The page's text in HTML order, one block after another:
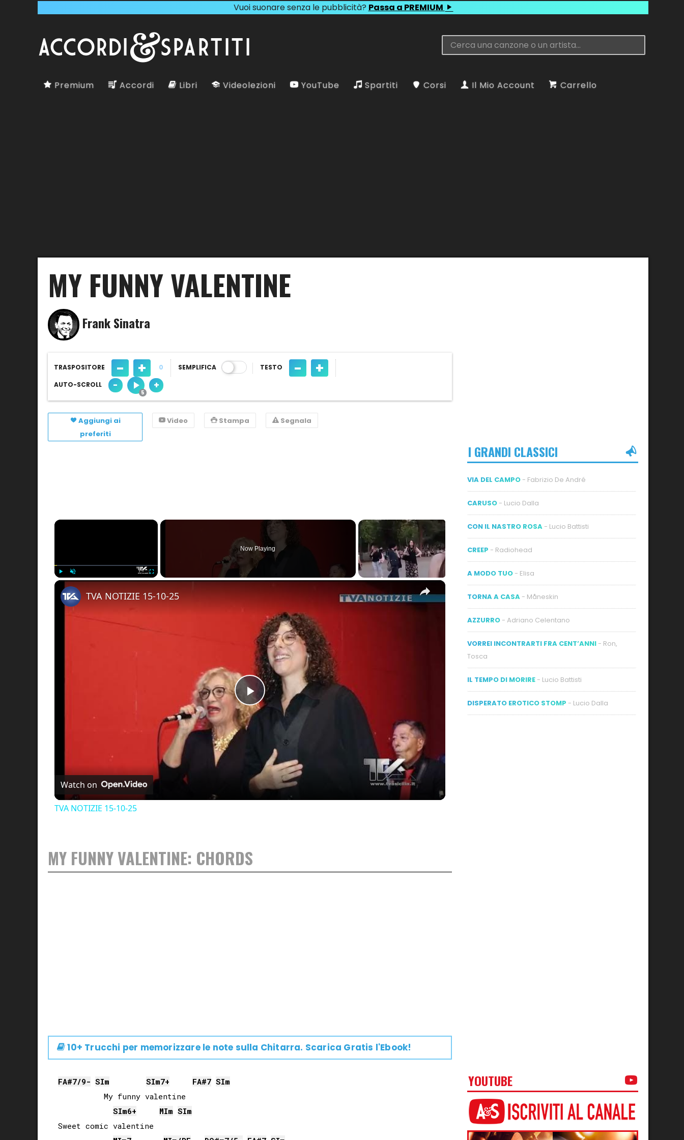
Vuoi suonare senza le pubblicità? Passa a PREMIUM
Premium Accordi Libri Videolezioni YouTube Spartiti Corsi Il Mio Account Carrello
MY FUNNY VALENTINE
Frank Sinatra
TRASPOSITORE - + 0 SEMPLIFICA TESTO - +
AUTO-SCROLL - +
Aggiungi ai
preferiti
Video Stampa Segnala
×
Play Unmute Fullscreen
Now Playing
×
Play
Video
TVA NOTIZIE 15-10-25
Watch on
TVA NOTIZIE 15-10-25
MY FUNNY VALENTINE: CHORDS
10+ Trucchi per memorizzare le note sulla Chitarra. Scarica Gratis l'Ebook!
FA#7/9- SIm SIm7+ FA#7 SIm
          My funny valentine
SIm6+ MIm SIm
Sweet comic valentine
I GRANDI CLASSICI
VIA DEL CAMPO - Fabrizio De André
CARUSO - Lucio Dalla
CON IL NASTRO ROSA - Lucio Battisti
CREEP - Radiohead
A MODO TUO - Elisa
TORNA A CASA - Måneskin
AZZURRO - Adriano Celentano
VORREI INCONTRARTI FRA CENT’ANNI - Ron,
Tosca
IL TEMPO DI MORIRE - Lucio Battisti
DISPERATO EROTICO STOMP - Lucio Dalla
YOUTUBE